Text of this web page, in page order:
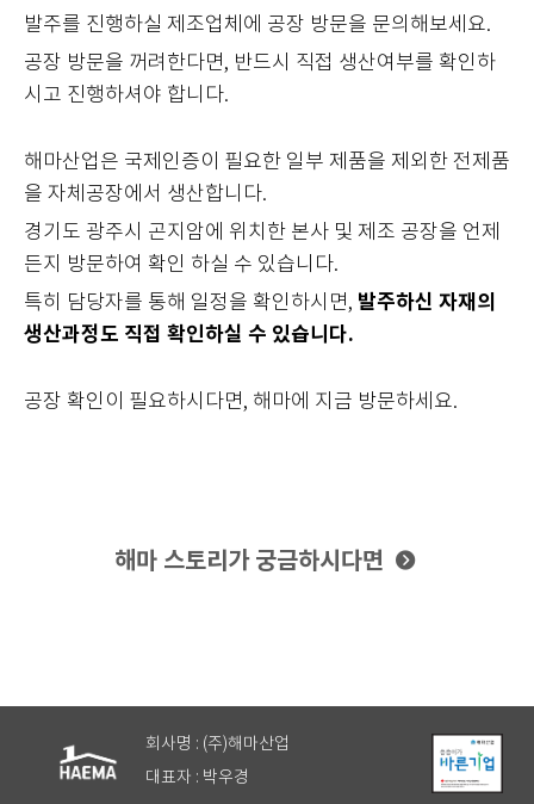
발주를 진행하실 제조업체에 공장 방문을 문의해보세요.
공장 방문을 꺼려한다면, 반드시 직접 생산여부를 확인하
시고 진행하셔야 합니다.
해마산업은 국제인증이 필요한 일부 제품을 제외한 전제품
을 자체공장에서 생산합니다.
경기도 광주시 곤지암에 위치한 본사 및 제조 공장을 언제
든지 방문하여 확인 하실 수 있습니다.
특히 담당자를 통해 일정을 확인하시면, 발주하신 자재의
생산과정도 직접 확인하실 수 있습니다.
공장 확인이 필요하시다면, 해마에 지금 방문하세요.
해마 스토리가 궁금하시다면
회사명 : (주)해마산업
대표자 : 박우경